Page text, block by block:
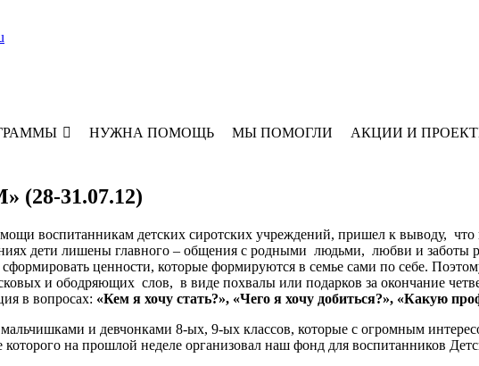
НУЖНА ПОМОЩЬ МЫ ПОМОГЛИ
АКЦИИ И
(28-31.07.12)
воспитанникам детских сиротских учреждений, пришел к выводу,
дети лишены главного – общения с родными людьми, любви и
ценности, которые формируются в семье сами по себе.
и ободряющих слов, в виде похвалы или подарков за окончание
в вопросах: «Кем я хочу стать?», «Чего я хочу добиться?», «Какую
и девчонками 8-ых, 9-ых классов, которые с огромным
которого на прошлой неделе организовал наш фонд для воспитанников